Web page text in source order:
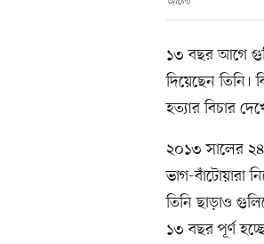
১৩ বছর আগে
দিয়েছেন তিনি।
হত্যার বিচার
২০১৩ সালের ২৪
ভাগ-বাঁটোয়ারা
তিনি ছাড়াও
১৩ বছর পূর্ণ